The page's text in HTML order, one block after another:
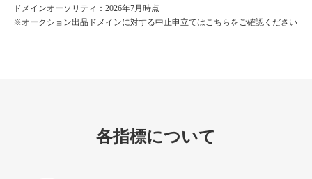
ジャンルその他
newyorktodaylive.com
ドメインオーソリティ：2026年7月時点
※オークション出品ドメインに対する中止申立てはこちら をご確認ください
各指標について